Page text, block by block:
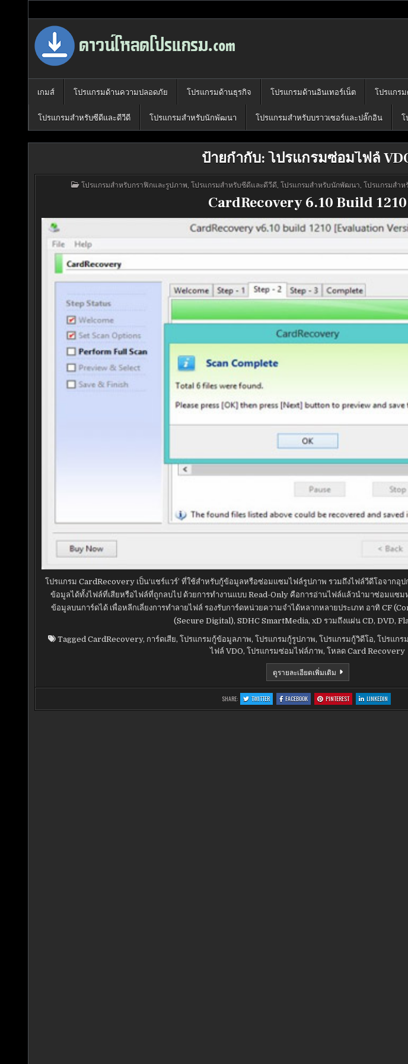
Download Program Free | ดาวน์โหลดโปรแกรมฟรี
ดาวน์โหลดโปรแกรม ดอท คอม รวบรวมโปรแกรมดี โปรแกรมฟรี ไว้ให้คุณได้เลือก download ไว้มากมาย
เกมส์ โปรแกรมด้านความปลอดภัย โปรแกรมด้านธุรกิจ โปรแกรมด้านอินเทอร์เน็ต โปรแกร
โปรแกรมสำหรับซีดีและดีวีดี โปรแกรมสำหรับนักพัฒนา โปรแกรมสำหรับบราวเซอร์และปลั๊กอิน โ
ป้ายกำกับ:โปรแกรมซ่อมไฟล์
POSTED
IN
โปรแกรมสำหรับกราฟิกและรูปภาพ โปรแกรมสำหรับซีดีและดีวีดี โปรแกรมสำหรับนักพัฒนา โปรแกรมสำห
CardRecovery 6.10 Build 1210
โปรแกรม CardRecovery เป็น‘แชร์แวร์’ ที่ใช้สำหรับกู้ข้อมูลหรือซ่อมแซมไฟล์รูปภาพ รวมถึงไฟล์วีดีโอจากอุ
ข้อมูลได้ทั้งไฟล์ที่เสียหรือไฟล์ที่ถูกลบไป ด้วยการทำงานแบบ Read-Only คือการอ่านไฟล์แล้วนำมาซ่อมแซ
ข้อมูลบนการ์ดได้ เพื่อหลีกเลี่ยงการทำลายไฟล์ รองรับการ์ดหน่วยความจำได้หลากหลายประเภท อาทิ CF
(Secure Digital), SDHC SmartMedia, xD รวมถึงแผ่น CD, DVD,
Tagged CardRecovery, การ์ดเสีย, โปรแกรมกู้ข้อมูลภาพ, โปรแกรมกู้รูปภาพ, โปรแกรมกู้วิดีโอ, โปรแกร
ไฟล์ VDO, โปรแกรมซ่อมไฟล์ภาพ, โหลด Card Recovery
ดูรายละเอียดเพิ่มเติมCARDRECOVERY
6.10
BUILD
1210
SHARE: TWITTER:
CARDRECOVERY
6.10
FACEBOOK:
CARDRECOVERY
6.10
PINTEREST:
CARDRECOVERY
6.10
LINKEDIN
6.10